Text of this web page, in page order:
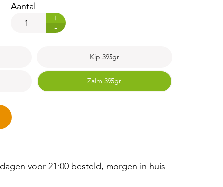
Aantal
+
-
Kip 395gr
Zalm 395gr
voor 21:00 besteld, morgen in huis